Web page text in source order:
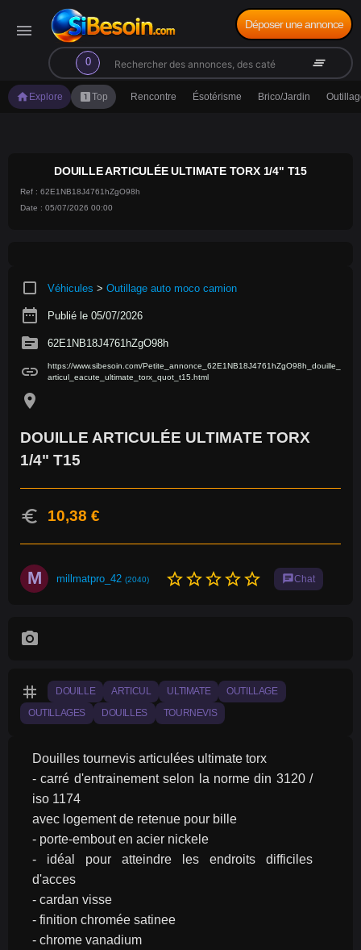
menu
0
search clear_all
Déposer une annonce
home Explore looks_oneTop Rencontre Ésotérisme Brico/Jardin
DOUILLE ARTICULÉE ULTIMATE TORX 1/4" T15
Ref : 62E1NB18J4761hZgO98h
Date : 05/07/2026 00:00
crop_square Véhicules > Outillage auto moco camion
date_range Publié le 05/07/2026
source 62E1NB18J4761hZgO98h
link
https://www.sibesoin.com/Petite_annonce_62E1NB18J4761hZgO98h_douille_
articul_eacute_ultimate_torx_quot_t15.html
location_on
DOUILLE ARTICULÉE ULTIMATE TORX
1/4" T15
euro 10,38 €
M millmatpro_42 (2040) star_borderstar_borderstar_borderstar_borderstar_border chatChat
photo_camera
tag DOUILLE ARTICUL ULTIMATE OUTILLAGE
OUTILLAGES DOUILLES TOURNEVIS
Douilles tournevis articulées ultimate torx
- carré d'entrainement selon la norme din 3120 /
iso 1174
avec logement de retenue pour bille
- porte-embout en acier nickele
- idéal pour atteindre les endroits difficiles
d'acces
- cardan visse
- finition chromée satinee
- chrome vanadium